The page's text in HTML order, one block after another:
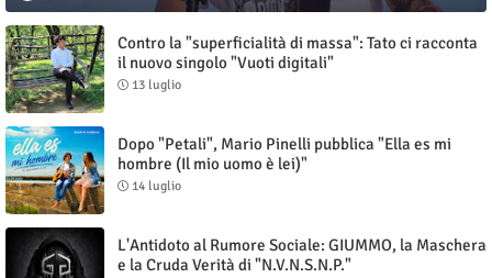
Contro la "superficialità di massa": Tato ci racconta
il nuovo singolo "Vuoti digitali"
13 luglio
Dopo "Petali", Mario Pinelli pubblica "Ella es mi
hombre (Il mio uomo è lei)"
14 luglio
L'Antidoto al Rumore Sociale: GIUMMO, la Maschera
e la Cruda Verità di "N.V.N.S.N.P."